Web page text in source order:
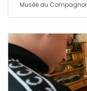
Musée du